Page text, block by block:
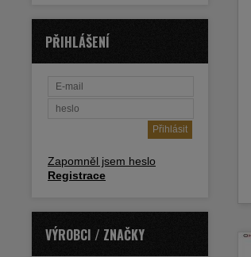
PŘIHLÁŠENÍ
Zapomněl jsem heslo
Registrace
VÝROBCI / ZNAČKY